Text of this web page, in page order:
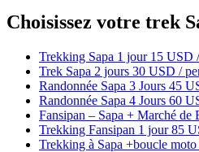
Choisissez votre trek
Trekking Sapa 1 jour 15 USD
Trek Sapa 2 jours 30 USD /
Randonnée Sapa 3 Jours 45
Randonnée Sapa 4 Jours 60
Fansipan – Sapa + Marché
Trekking Fansipan 1 jour 85
Trekking à Sapa +boucle